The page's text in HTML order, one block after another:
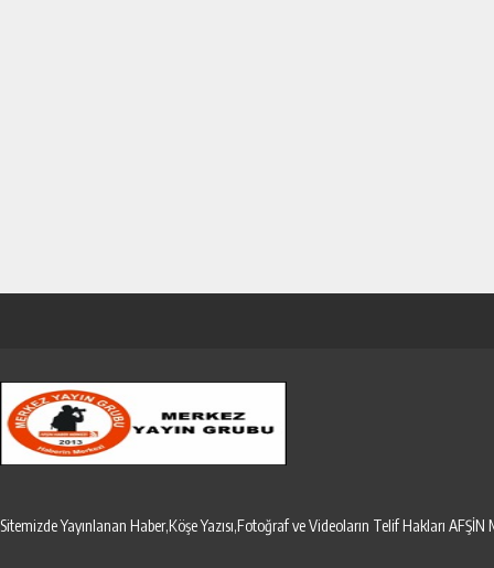
Sitemizde Yayınlanan Haber,Köşe Yazısı,Fotoğraf ve Videoların Telif Hakları